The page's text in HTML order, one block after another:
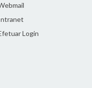
Login